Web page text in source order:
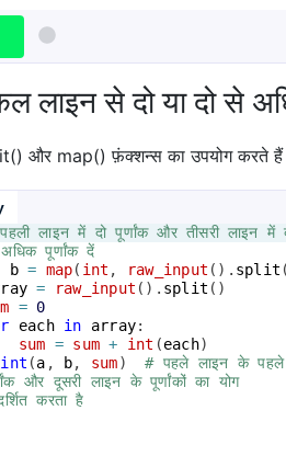
लाइन से दो या दो से
और map() फ़ंक्शन्स का उपयोग करते
लाइन में दो पूर्णांक और तीसरी लाइन में
पूर्णांक दें
b = map( int , raw_input ( ) . split
= raw_input ( ) . split ( )
= 0
each in array:
sum = sum + int (each)
(a , b, sum)
# पहले लाइन के
और दूसरी लाइन के पूर्णांकों का योग
करता है